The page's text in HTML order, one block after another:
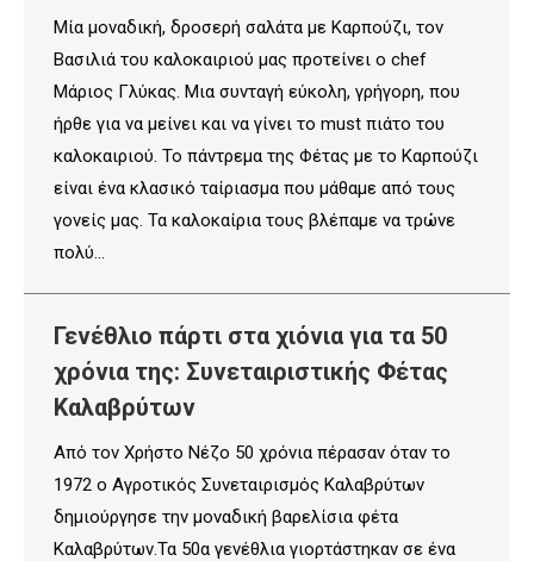
Μία μοναδική, δροσερή σαλάτα με Καρπούζι, τον
Βασιλιά του καλοκαιριού μας προτείνει ο chef
Μάριος Γλύκας. Μια συνταγή εύκολη, γρήγορη, που
ήρθε για να μείνει και να γίνει το must πιάτο του
καλοκαιριού. Το πάντρεμα της Φέτας με το Καρπούζι
είναι ένα κλασικό ταίριασμα που μάθαμε από τους
γονείς μας. Τα καλοκαίρια τους βλέπαμε να τρώνε
πολύ…
Γενέθλιο πάρτι στα χιόνια για τα 50
χρόνια της: Συνεταιριστικής Φέτας
Καλαβρύτων
Από τον Χρήστο Νέζο 50 χρόνια πέρασαν όταν το
1972 ο Αγροτικός Συνεταιρισμός Καλαβρύτων
δημιούργησε την μοναδική βαρελίσια φέτα
Καλαβρύτων.Τα 50α γενέθλια γιορτάστηκαν σε ένα